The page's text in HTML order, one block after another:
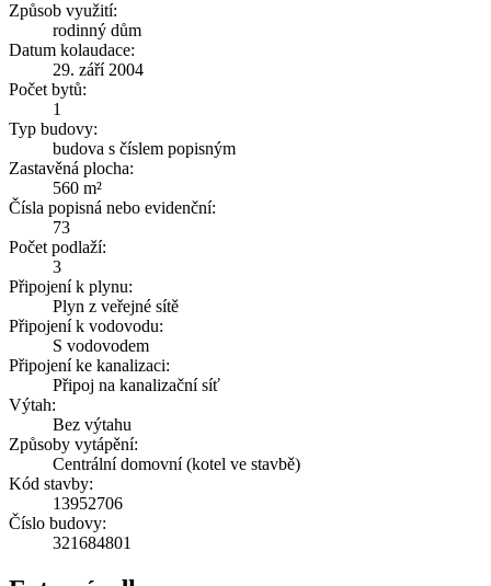
Způsob využití:
rodinný dům
Datum kolaudace:
29. září 2004
Počet bytů:
1
Typ budovy:
budova s číslem popisným
Zastavěná plocha:
560 m²
Čísla popisná nebo evidenční:
73
Počet podlaží:
3
Připojení k plynu:
Plyn z veřejné sítě
Připojení k vodovodu:
S vodovodem
Připojení ke kanalizaci:
Připoj na kanalizační síť
Výtah:
Bez výtahu
Způsoby vytápění:
Centrální domovní (kotel ve stavbě)
Kód stavby:
13952706
Číslo budovy:
321684801